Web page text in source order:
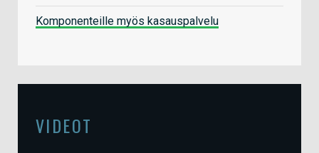
Komponenteille myös kasauspalvelu
VIDEOT